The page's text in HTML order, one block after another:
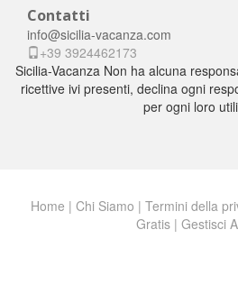
Contatti
info@sicilia-vacanza.com
+39 3924462173
Sicilia-Vacanza Non ha alcuna
ricettive ivi presenti, declina ogni
per ogni loro
Home | Chi Siamo | Termini della
Gratis | Gestisci